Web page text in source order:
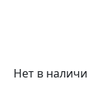
Нет в